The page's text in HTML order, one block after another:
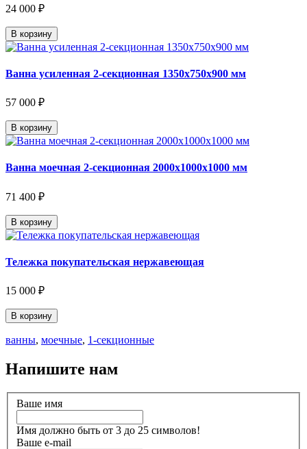
24 000 ₽
В корзину
Ванна усиленная 2-секционная 1350х750х900 мм
57 000 ₽
В корзину
Ванна моечная 2-секционная 2000х1000х1000 мм
71 400 ₽
В корзину
Тележка покупательская нержавеющая
15 000 ₽
В корзину
ванны, моечные, 1-секционные
Напишите нам
Ваше имя
Имя должно быть от 3 до 25 символов!
Ваше e-mail